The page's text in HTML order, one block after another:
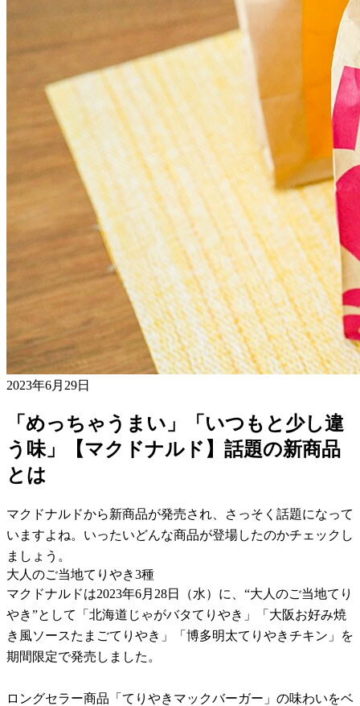
2023年6月29日
「めっちゃうまい」「いつもと少し違
う味」【マクドナルド】話題の新商品
とは
マクドナルドから新商品が発売され、さっそく話題になって
いますよね。いったいどんな商品が登場したのかチェックし
ましょう。
大人のご当地てりやき3種
マクドナルドは2023年6月28日（水）に、“大人のご当地てり
やき”として「北海道じゃがバタてりやき」「大阪お好み焼
き風ソースたまごてりやき」「博多明太てりやきチキン」を
期間限定で発売しました。
ロングセラー商品「てりやきマックバーガー」の味わいをベ